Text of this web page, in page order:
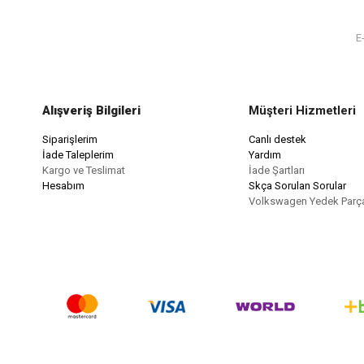
Alışveriş Bilgileri
Siparişlerim
İade Taleplerim
Kargo ve Teslimat
Hesabım
Müşteri Hizmetleri
Canlı destek
Yardım
İade Şartları
Skça Sorulan Sorular
Volkswagen Yedek